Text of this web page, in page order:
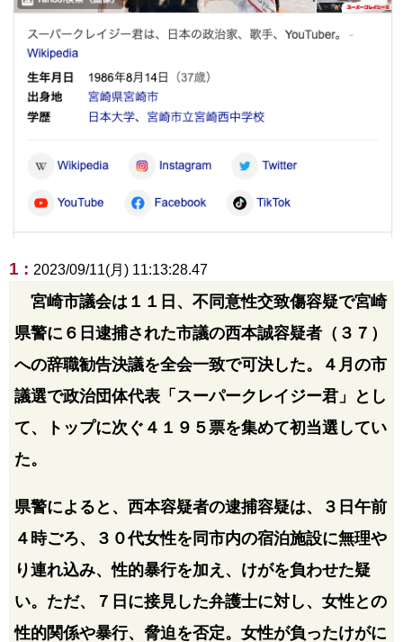
1 : 2023/09/11(月) 11:13:28.47
宮崎市議会は１１日、不同意性交致傷容疑で宮崎
県警に６日逮捕された市議の西本誠容疑者（３７）
への辞職勧告決議を全会一致で可決した。４月の市
議選で政治団体代表「スーパークレイジー君」とし
て、トップに次ぐ４１９５票を集めて初当選してい
た。
県警によると、西本容疑者の逮捕容疑は、３日午前
４時ごろ、３０代女性を同市内の宿泊施設に無理や
り連れ込み、性的暴行を加え、けがを負わせた疑
い。ただ、７日に接見した弁護士に対し、女性との
性的関係や暴行、脅迫を否定。女性が負ったけがに